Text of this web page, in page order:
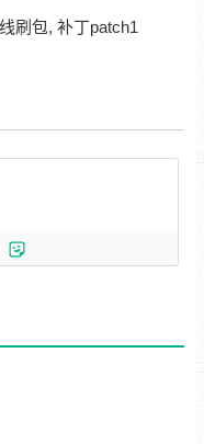
刷包, 补丁patch1